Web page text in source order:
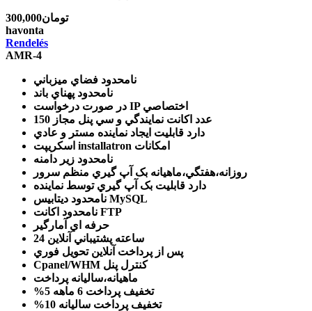
300,000تومان
havonta
Rendelés
AMR-4
نامحدود فضاي ميزباني
نامحدود پهناي باند
در صورت درخواست
IP اختصاصي
150 عدد اکانت نمايندگي و سي پنل مجاز
دارد قابليت ايجاد نماينده مستر و عادي
اسکريپت installatron امکانات
نامحدود زير دامنه
روزانه،هفتگي،ماهيانه بک آپ گيري منظم سرور
دارد قابليت بک آپ گيري توسط نماينده
نامحدود ديتابيس MySQL
نامحدود اکانت FTP
حرفه اي آمارگير
24 ساعته پشتيباني آنلاين
پس از پرداخت آنلاين تحويل فوري
Cpanel/WHM کنترل پنل
ماهيانه،ساليانه پرداخت
%5
تخفيف پرداخت 6 ماهه
%10 تخفيف پرداخت ساليانه